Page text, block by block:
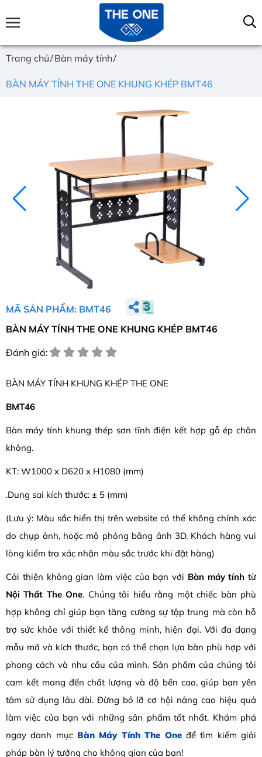
Trang chủ Bàn máy tính
BÀN MÁY TÍNH THE ONE KHUNG KHÉP BMT46
MÃ SẢN PHẨM: BMT46
BÀN MÁY TÍNH THE ONE KHUNG KHÉP BMT46
Đánh giá:
BÀN MÁY TÍNH KHUNG KHÉP THE ONE
BMT46
Bàn máy tính khung thép sơn tĩnh điện kết hợp gỗ ép chân
không.
KT: W1000 x D620 x H1080 (mm)
.Dung sai kích thước: ± 5 (mm)
(Lưu ý: Màu sắc hiển thị trên website có thể không chính xác
do chụp ảnh, hoặc mô phỏng bằng ảnh 3D. Khách hàng vui
lòng kiểm tra xác nhận màu sắc trước khi đặt hàng)
Cải thiện không gian làm việc của bạn với Bàn máy tính từ
Nội Thất The One. Chúng tôi hiểu rằng một chiếc bàn phù
hợp không chỉ giúp bạn tăng cường sự tập trung mà còn hỗ
trợ sức khỏe với thiết kế thông minh, hiện đại. Với đa dạng
mẫu mã và kích thước, bạn có thể chọn lựa bàn phù hợp với
phong cách và nhu cầu của mình. Sản phẩm của chúng tôi
cam kết mang đến chất lượng và độ bền cao, giúp bạn yên
tâm sử dụng lâu dài. Đừng bỏ lỡ cơ hội nâng cao hiệu quả
làm việc của bạn với những sản phẩm tốt nhất. Khám phá
ngay danh mục Bàn Máy Tính The Oneđể tìm kiếm giải
pháp bàn lý tưởng cho không gian của bạn!